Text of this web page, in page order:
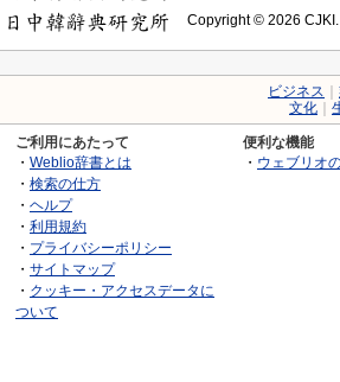
Copyright © 2026
ビジネス
文化
ご利用にあたって
・ Weblio辞書とは
・ 検索の仕方
・ ヘルプ
・ 利用規約
・ プライバシーポリシー
・ サイトマップ
・ クッキー・アクセスデータに
ついて
便利な機能
・ ウェブリオ